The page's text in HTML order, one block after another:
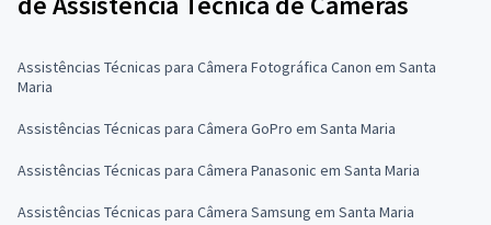
Assistências Técnicas para Câmera Fotográfica Canon em Santa
Maria
Assistências Técnicas para Câmera GoPro em Santa Maria
Assistências Técnicas para Câmera Panasonic em Santa Maria
Assistências Técnicas para Câmera Samsung em Santa Maria